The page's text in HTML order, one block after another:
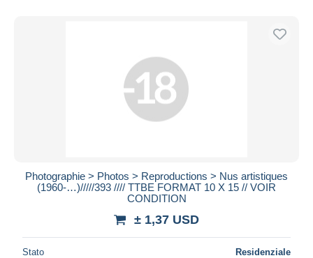
Photographie > Photos > Reproductions > Nus artistiques
(1960-…)/////393 //// TTBE FORMAT 10 X 15 // VOIR
CONDITION
± 1,37 USD
Stato Residenziale